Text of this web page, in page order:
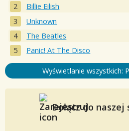
Billie Eilish
Unknown
The Beatles
Panic! At The Disco
Wyświetlanie wszystkich:
Dołącz do naszej